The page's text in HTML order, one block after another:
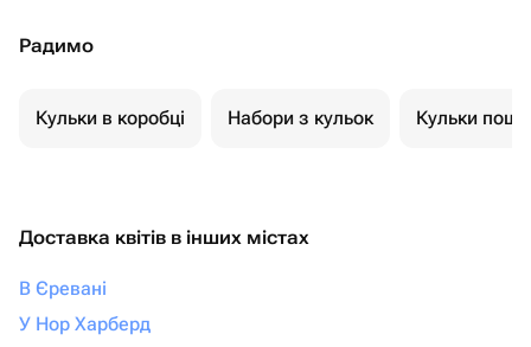
Радимо
Кульки в коробці Набори з кульок Кульки
Доставка квітів в інших містах
В Єревані
У Нор Харберд